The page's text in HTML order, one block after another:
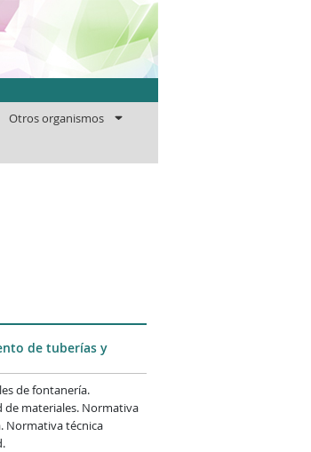
Otros organismos
de tuberías y
de fontanería.
de materiales. Normativa
Normativa técnica